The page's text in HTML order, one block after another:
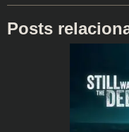
Posts